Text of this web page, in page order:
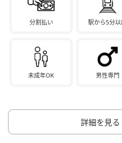
分割払い 駅から5分以
未成年OK 男性専門
詳細を見る